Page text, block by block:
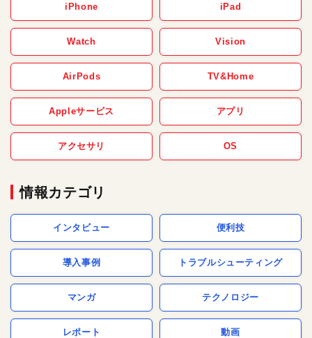
iPhone iPad
Watch Vision
AirPods TV&Home
Appleサービス アプリ
アクセサリ OS
情報カテゴリ
インタビュー 便利技
導入事例 トラブルシューティング
マンガ テクノロジー
レポート 動画